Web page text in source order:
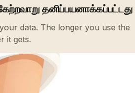
தனிப்பயனாக்கப்பட்டது
data. The longer you use the
it gets.